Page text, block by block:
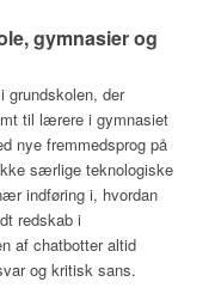
gymnasier og
der
til lærere i gymnasiet
nye fremmedsprog på
særlige teknologiske
indføring i, hvordan
redskab i
af chatbotter altid
og kritisk sans.